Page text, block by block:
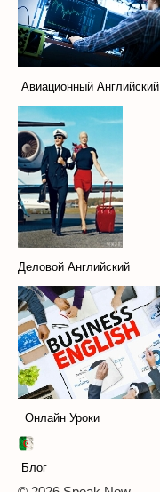
Авиационный Английский
Деловой Английский
Онлайн Уроки
Блог